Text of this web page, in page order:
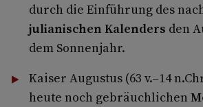
durch die Einführung des
julianischen Kalenders den
dem Sonnenjahr.
Kaiser Augustus (63 v.–14
heute noch gebräuchlichen